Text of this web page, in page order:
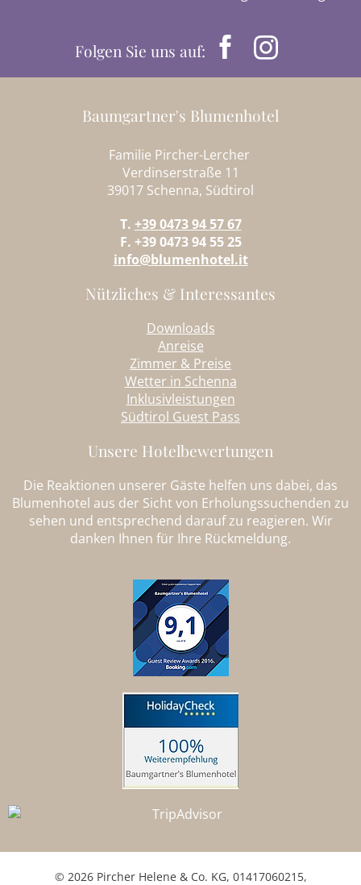
Folgen Sie uns auf:
Baumgartner's Blumenhotel
Familie Pircher-Lercher
Verdinserstraße 11
39017 Schenna, Südtirol
T. +39 0473 94 57 67
F. +39 0473 94 55 25
info@blumenhotel.it
Nützliches & Interessantes
Downloads
Anreise
Zimmer & Preise
Wetter in Schenna
Inklusivleistungen
Südtirol Guest Pass
Unsere Hotelbewertungen
Die Reaktionen unserer Gäste helfen uns dabei, das
Blumenhotel aus der Sicht von Erholungssuchenden zu
sehen und entsprechend darauf zu reagieren. Wir
danken Ihnen für Ihre Rückmeldung.
© 2026 Pircher Helene & Co. KG, 01417060215,